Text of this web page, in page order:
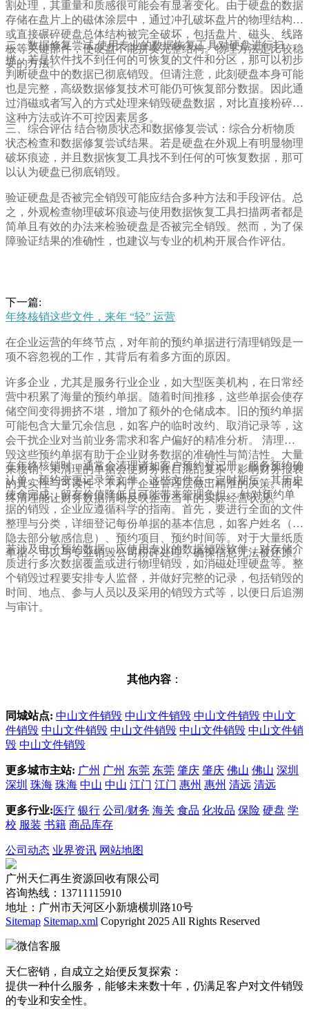
割处理，其重量和质感很可能会有显著变化。由于硬盘的数据
存储在盘片上的磁体涂层中，通过冲孔破坏盘片的物理结构，
或直接碾碎硬盘总体结构被完全破坏，包括盘片、磁头、线路
板等关键部件，使硬盘不能拼奏完整结构。物理方法是比较稳
妥的方法。
二、数据修复尝试 使用专业的数据恢复工具对硬盘进行扫
描。若是软件找不到任何的可恢复的文件和分区，那可以初步
判断硬盘中的数据已彻底销毁。但请注意，此刻硬盘本身可能
也是完整，高级数据修复技术可能仍可恢复部分数据。因此通
过消磁或者写入的方式处理来销毁硬盘数据，对比直接粉碎，
这种方法或许不可控因素居多。
三、综合评估 结合物质状态和数据修复尝试：综合分析物质
状态检查和数据修复尝试结果。若是硬盘在外观上有明显物理
破坏痕迹，并且数据恢复工具找不到任何的可恢复数据，那可
以认为硬盘已彻底销毁。
验证硬盘是否被完全销毁可能应结合多种方法和手段评估。总
之，外观检查物理破坏痕迹与使用数据恢复工具扫描两者都是
简单且有效的办法来检验硬盘是否被完全销毁。然而，为了保
障验证结果的准确性，也建议与专业的机构开展合作评估。
下一篇:
年终核销这些文件，来年 “轻” 运营
在企业运营的年终节点，对年前的预约单据进行清理销毁是一
项不容忽视的工作，其背后有着多方面的原因。
许多企业，尤其是服务行业企业，如大型医美机构，在日常经
营中积累了海量的预约单据。随着时间推移，这些单据会使存
储空间变得拥挤不堪，增加了额外的仓储成本。旧的预约单据
可能包含大量冗余信息，如客户的临时改约、取消记录等，这
会干扰企业对当前业务需求和客户偏好的精准分析。 清理销
毁这些预约单据有助于企业财务数据的准确性与简洁性。大量
未核销、未清理的单据会使财务账目混乱复杂，影响财务报表
的真实性与可读性，不利于企业管理层做出精准的决策。而年
终清理能让财务数据清晰反映企业当年的实际经营状况。
在年终核销时，通常会清理诸如客户预约登记册、服务预约确
认单、预约变更记录等文件。这些文件在一定时期后，其历史
使命完成，留存价值降低且可能带来管理负担。 针对预约单
据的销毁，企业应遵循科学的指南。首先，要进行全面的文件
整理与分类，详细登记每份单据的基本信息，如客户姓名（可
隐去部分敏感信息）、预约项目、预约时间等。对于大量纸质
单据，可以与专业销毁公司粉碎处理，确保信息无法被还原。
若涉及电子预约数据，应使用专业的数据销毁软件，对存储介
质进行多次数据覆盖或进行物理销毁，如消磁处理硬盘等。整
个销毁过程要安排专人监督，并做好完整的记录，包括销毁的
时间、地点、参与人员以及采用的销毁方式等，以便日后追溯
与审计。
其他内容 ：
同城站点: 中山文件销毁 中山文件销毁 中山文件销毁 中山文
件销毁 中山文件销毁 中山文件销毁 中山文件销毁 中山文件销
毁 中山文件销毁
更多城市主站: 广州 广州 东莞 东莞 肇庆 肇庆 佛山 佛山 深圳
深圳 珠海 珠海 中山 中山 江门 江门 惠州 惠州 清远 清远
更多行业:医疗 银行 公司/财务 海关 食品 化妆品 保险 硬盘 学
校 服装 书籍 商品库存
公司动态 业界资讯 网站地图
广州天仁再生资源回收有限公司
咨询热线：13711115910
地址：广州市天河区小新塘横圳路10号
Sitemap Sitemap.xml Copyright 2025 All Rights Reserved
微信客服
天仁密销，自成立之始便反复探索：
提供一种什么服务，能够未来数十年，仍满足客户对文件销毁
的专业和安全性。